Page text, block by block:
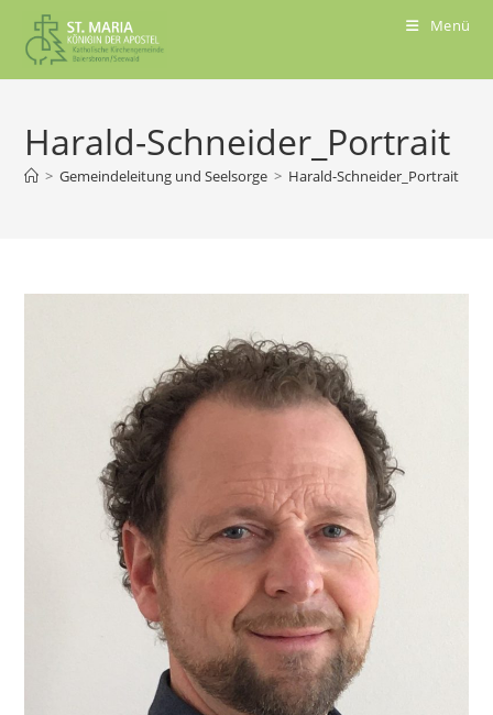
Menü
Harald-Schneider_Portrait
> Gemeindeleitung und Seelsorge > Harald-Schneider_Portrait